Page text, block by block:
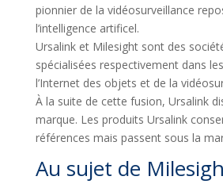
pionnier de la vidéosurveillance
l’intelligence artificel.
Ursalink et Milesight sont des
spécialisées respectivement dans
l’Internet des objets et de la
À la suite de cette fusion, Ursalink
marque. Les produits Ursalink
références mais passent sous la
Au sujet de